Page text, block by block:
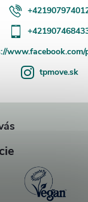
tpmove.sk